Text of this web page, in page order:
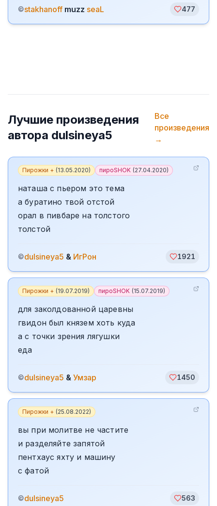
©stakhanoff muzz seaL 477
Лучшие произведения
автора dulsineya5
Все
произведения
→
Пирожки + (13.05.2020) пироSHOK (27.04.2020)
наташа с пьером это тема
а буратино твой отстой
орал в пивбаре на толстого
толстой
©dulsineya5 & ИгРон 1921
Пирожки + (19.07.2019) пироSHOK (15.07.2019)
для заколдованной царевны
гвидон был князем хоть куда
а с точки зрения лягушки
еда
©dulsineya5 & Умзар 1450
Пирожки + (25.08.2022)
вы при молитве не частите
и разделяйте запятой
пентхаус яхту и машину
с фатой
©dulsineya5 563